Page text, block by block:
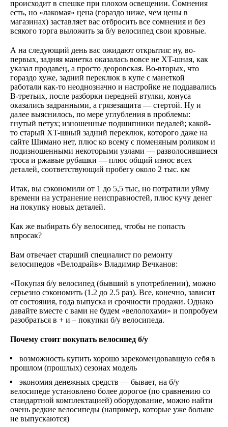
происходит в спешке при плохом освещении. Сомнения
есть, но «лакомая» цена (гораздо ниже, чем цены в
магазинах) заставляет вас отбросить все сомнения и без
всякого торга выложить за б/у велосипед свои кровные.
А на следующий день вас ожидают открытия: ну, во-
первых, задняя манетка оказалась вовсе не XT-шная, как
указал продавец, а просто деоровская. Во-вторых, что
гораздо хуже, задний переклюк в купе с манеткой
работали как-то неоднозначно и настройке не поддавались
В-третьих, после разборки передней втулки, конуса
оказались задранными, а грязезащита — стертой. Ну и
далее выяснилось, по мере углубления в проблемы:
гнутый петух; изношенные подшипники педалей; какой-
то старый XT-шный задний переклюк, которого даже на
сайте Шимано нет, плюс ко всему с поменяным роликом и
подизношенными некоторыми узлами — разволосившиеся
троса и ржавые рубашки — плюс общий износ всех
деталей, соответствующий пробегу около 2 тыс. км
Итак, вы сэкономили от 1 до 5,5 тыс, но потратили уйму
времени на устранение неисправностей, плюс кучу денег
на покупку новых деталей.
Как же выбирать б/у велосипед, чтобы не попасть
впросак?
Вам отвечает старший специалист по ремонту
велосипедов «Велодрайв» Владимир Вечканов:
«Покупая б/у велосипед (бывший в употреблении), можно
серьезно сэкономить (1.2 до 2.5 раз). Все, конечно, зависит
от состояния, года выпуска и срочности продажи. Однако
давайте вместе с вами не будем «велолохами» и попробуем
разобраться в + и – покупки б/у велосипеда.
Почему стоит покупать велосипед б/у
возможность купить хорошо зарекомендовавшую себя в
прошлом (прошлых) сезонах модель
экономия денежных средств — бывает, на б/у
велосипеде установлено более дорогое (по сравнению со
стандартной комплектацией) оборудование, можно найти
очень редкие велосипеды (например, которые уже больше
не выпускаются)